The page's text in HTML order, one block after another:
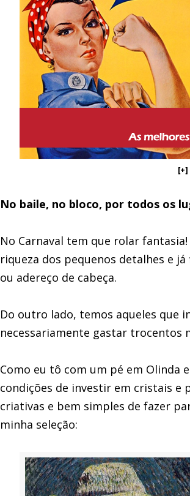
[+]
No baile, no bloco, por todos os
No Carnaval tem que rolar
riqueza dos pequenos detalhes e
ou adereço de cabeça.
Do outro lado, temos aqueles que
necessariamente gastar trocentos
Como eu tô com um pé em Olinda
condições de investir em cristais e
criativas e bem simples de fazer
minha seleção: